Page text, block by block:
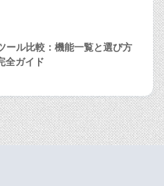
ール比較：機能一覧と選び方
全ガイド